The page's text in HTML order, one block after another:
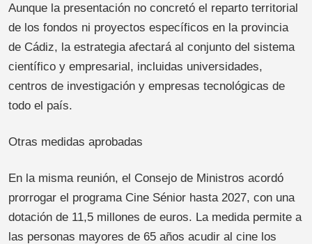
Aunque la presentación no concretó el reparto territorial
de los fondos ni proyectos específicos en la provincia
de Cádiz, la estrategia afectará al conjunto del sistema
científico y empresarial, incluidas universidades,
centros de investigación y empresas tecnológicas de
todo el país.
Otras medidas aprobadas
En la misma reunión, el Consejo de Ministros acordó
prorrogar el programa Cine Sénior hasta 2027, con una
dotación de 11,5 millones de euros. La medida permite a
las personas mayores de 65 años acudir al cine los